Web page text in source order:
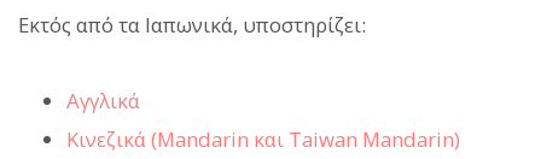
Εκτός από τα Ιαπωνικά, υποστηρίζει:
Αγγλικά
Κινεζικά (Mandarin και Taiwan Mandarin)